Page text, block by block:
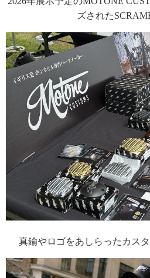
ズされた
真鍮やロゴをあしらったカス